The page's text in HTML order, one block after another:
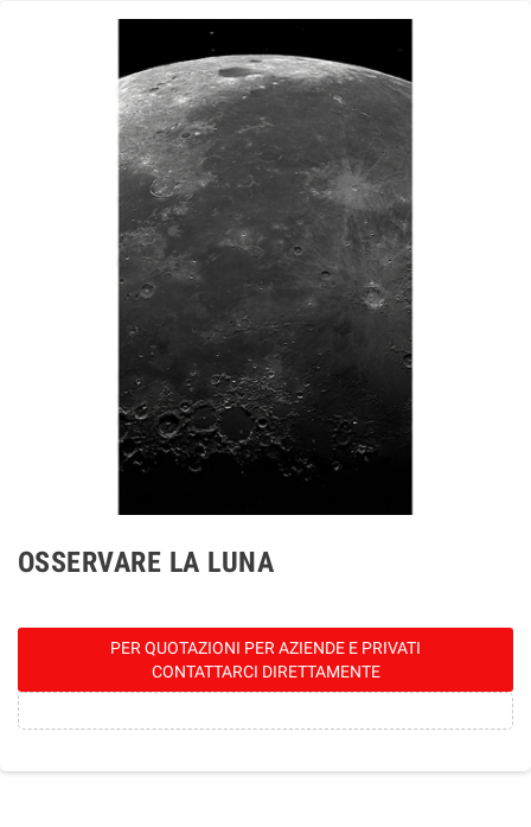
OSSERVARE LA LUNA
PER QUOTAZIONI PER AZIENDE E PRIVATI
CONTATTARCI DIRETTAMENTE